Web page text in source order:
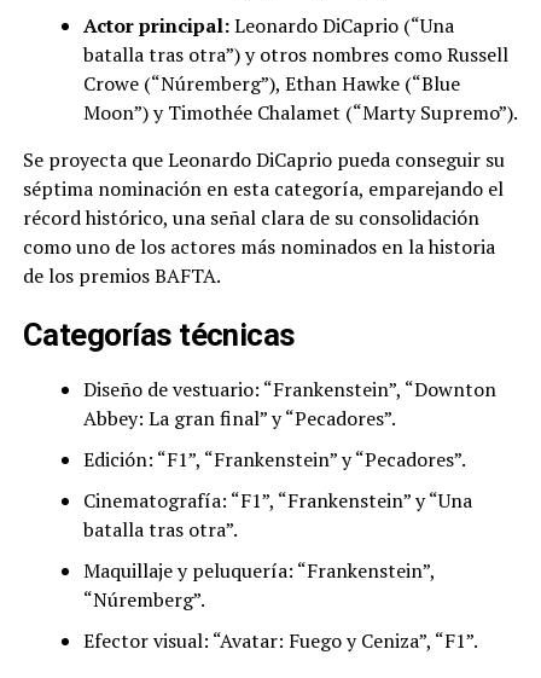
Actor principal:Leonardo DiCaprio (“Una
batalla tras otra”) y otros nombres como Russell
Crowe (“Núremberg”), Ethan Hawke (“Blue
Moon”) y Timothée Chalamet (“Marty Supremo”).
Se proyecta que Leonardo DiCaprio pueda conseguir su
séptima nominación en esta categoría, emparejando el
récord histórico, una señal clara de su consolidación
como uno de los actores más nominados en la historia
de los premios BAFTA.
Categorías técnicas
Diseño de vestuario: “Frankenstein”, “Downton
Abbey: La gran final” y “Pecadores”.
Edición: “F1”, “Frankenstein” y “Pecadores”.
Cinematografía: “F1”, “Frankenstein” y “Una
batalla tras otra”.
Maquillaje y peluquería: “Frankenstein”,
“Núremberg”.
Efector visual: “Avatar: Fuego y Ceniza”, “F1”.